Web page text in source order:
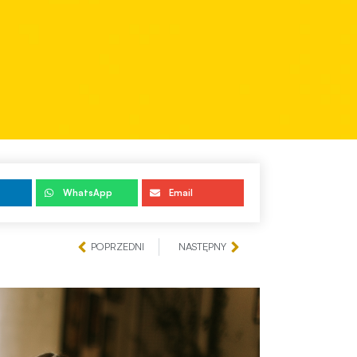
WhatsApp Email
POPRZEDNI NASTĘPNY